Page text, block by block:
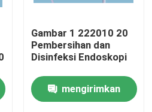
Gambar 1 222010 20
Pembersihan dan
Disinfeksi Endoskopi
mengirimkan